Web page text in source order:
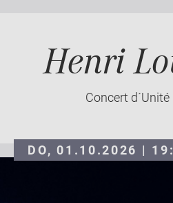
Henri
Concert d´Unité
DO, 01.10.2026 |